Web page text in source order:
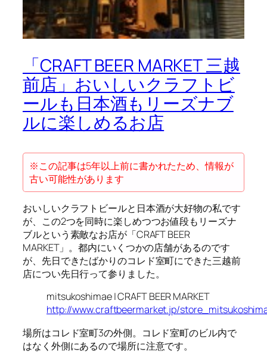
「CRAFT BEER MARKET 三越
前店」おいしいクラフトビ
ールも日本酒もリーズナブ
ルに楽しめるお店
※この記事は5年以上前に書かれたため、情報が
古い可能性があります
おいしいクラフトビールと日本酒が大好物の私です
が、この2つを同時に楽しめつつお値段もリーズナ
ブルという素敵なお店が「CRAFT BEER
MARKET」。都内にいくつかの店舗があるのです
が、先日できたばかりのコレド室町にできた三越前
店につい先日行って参りました。
mitsukoshimae | CRAFT BEER MARKET
http://www.craftbeermarket.jp/
場所はコレド室町3の外側。コレド室町のビル内で
はなく外側にあるので場所に注意です。